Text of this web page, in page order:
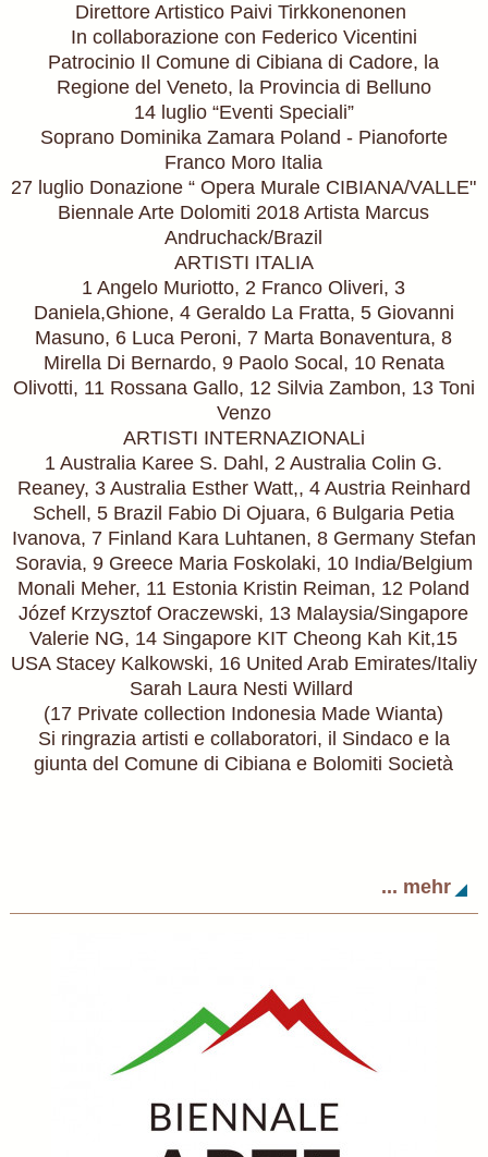
Direttore Artistico Paivi Tirkkonenonen
In collaborazione con Federico Vicentini
Patrocinio Il Comune di Cibiana di Cadore, la
Regione del Veneto, la Provincia di Belluno
14 luglio “Eventi Speciali”
Soprano Dominika Zamara Poland - Pianoforte
Franco Moro Italia
27 luglio Donazione “ Opera Murale CIBIANA/VALLE"
Biennale Arte Dolomiti 2018 Artista Marcus
Andruchack/Brazil
ARTISTI ITALIA
1 Angelo Muriotto, 2 Franco Oliveri, 3
Daniela,Ghione, 4 Geraldo La Fratta, 5 Giovanni
Masuno, 6 Luca Peroni, 7 Marta Bonaventura, 8
Mirella Di Bernardo, 9 Paolo Socal, 10 Renata
Olivotti, 11 Rossana Gallo, 12 Silvia Zambon, 13 Toni
Venzo
ARTISTI INTERNAZIONALi
1 Australia Karee S. Dahl, 2 Australia Colin G.
Reaney, 3 Australia Esther Watt,, 4 Austria Reinhard
Schell, 5 Brazil Fabio Di Ojuara, 6 Bulgaria Petia
Ivanova, 7 Finland Kara Luhtanen, 8 Germany Stefan
Soravia, 9 Greece Maria Foskolaki, 10 India/Belgium
Monali Meher, 11 Estonia Kristin Reiman, 12 Poland
Józef Krzysztof Oraczewski, 13 Malaysia/Singapore
Valerie NG, 14 Singapore KIT Cheong Kah Kit,15
USA Stacey Kalkowski, 16 United Arab Emirates/Italiy
Sarah Laura Nesti Willard
(17 Private collection Indonesia Made Wianta)
Si ringrazia artisti e collaboratori, il Sindaco e la
giunta del Comune di Cibiana e Bolomiti Società
... mehr